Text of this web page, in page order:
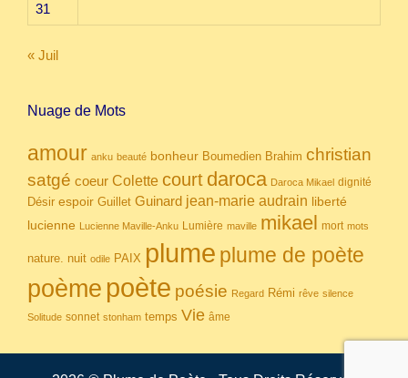
31
« Juil
Nuage de Mots
amour anku beauté bonheur Boumedien Brahim christian
satgé coeur Colette court daroca Daroca Mikael dignité
Désir espoir Guillet Guinard jean-marie audrain liberté
lucienne Lucienne Maville-Anku Lumière maville mikael mort mots
nature. nuit odile PAIX plume plume de poète
poème poète poésie Regard Rémi rêve silence
Solitude sonnet stonham temps Vie âme